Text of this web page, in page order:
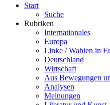
Start
Suche
Rubriken
Internationales
Europa
Linke / Wahlen in
Deutschland
Wirtschaft
Aus Bewegungen
Analysen
Meinungen